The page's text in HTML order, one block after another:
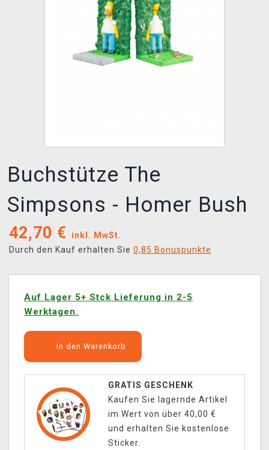
Buchstütze The
Simpsons - Homer Bush
42,70 €
inkl. MwSt.
Durch den Kauf erhalten Sie 0,85 Bonuspunkte
Auf Lager 5+ Stck Lieferung in 2-5
Werktagen.
In den Warenkorb
GRATIS GESCHENK
Kaufen Sie lagernde Artikel
im Wert von über 40,00 €
und erhalten Sie kostenlose
Sticker.